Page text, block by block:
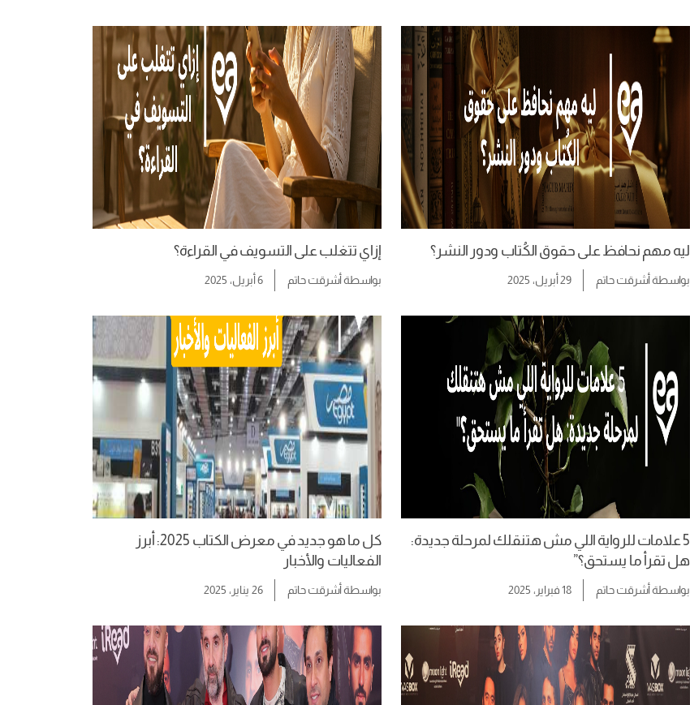
ليه مهم نحافظ على حقوق الكُتاب ودور النشر؟
بواسطةأشرقت حاتم 29 أبريل، 2025
إزاي تتغلب على التسويف في القراءة؟
بواسطةأشرقت حاتم 6 أبريل، 2025
5 علامات للرواية اللي مش هتنقلك لمرحلة جديدة:
هل تقرأ ما يستحق؟”
بواسطةأشرقت حاتم 18 فبراير، 2025
كل ما هو جديد في معرض الكتاب 2025: أبرز
الفعاليات والأخبار
بواسطةأشرقت حاتم 26 يناير، 2025